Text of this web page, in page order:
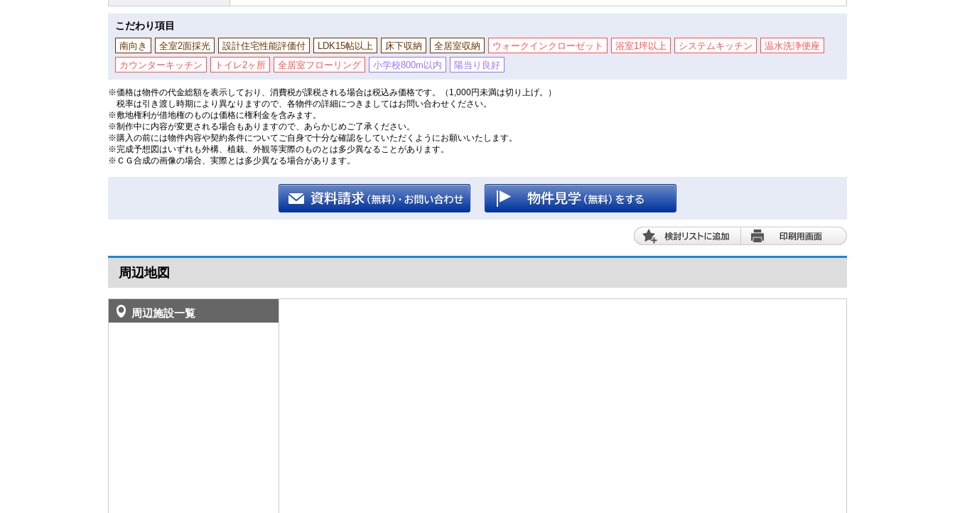
こだわり項目
南向き 全室2面採光 設計住宅性能評価付 LDK15帖以上 床下収納 全居室収納 ウォークインクローゼット 浴室1坪以上 システムキッチン
温水洗浄便座
カウンターキッチン
トイレ2ヶ所 全居室フローリング 小学校800m以内 陽当り良好
※価格は物件の代金総額を表示しており、消費税が課税される場合は税込み価格です。（1,000円未満は切り上げ。）
税率は引き渡し時期により異なりますので、各物件の詳細につきましてはお問い合わせください。
※敷地権利が借地権のものは価格に権利金を含みます。
※制作中に内容が変更される場合もありますので、あらかじめご了承ください。
※購入の前には物件内容や契約条件についてご自身で十分な確認をしていただくようにお願いいたします。
※完成予想図はいずれも外構、植栽、外観等実際のものとは多少異なることがあります。
※ＣＧ合成の画像の場合、実際とは多少異なる場合があります。
周辺地図
周辺施設一覧